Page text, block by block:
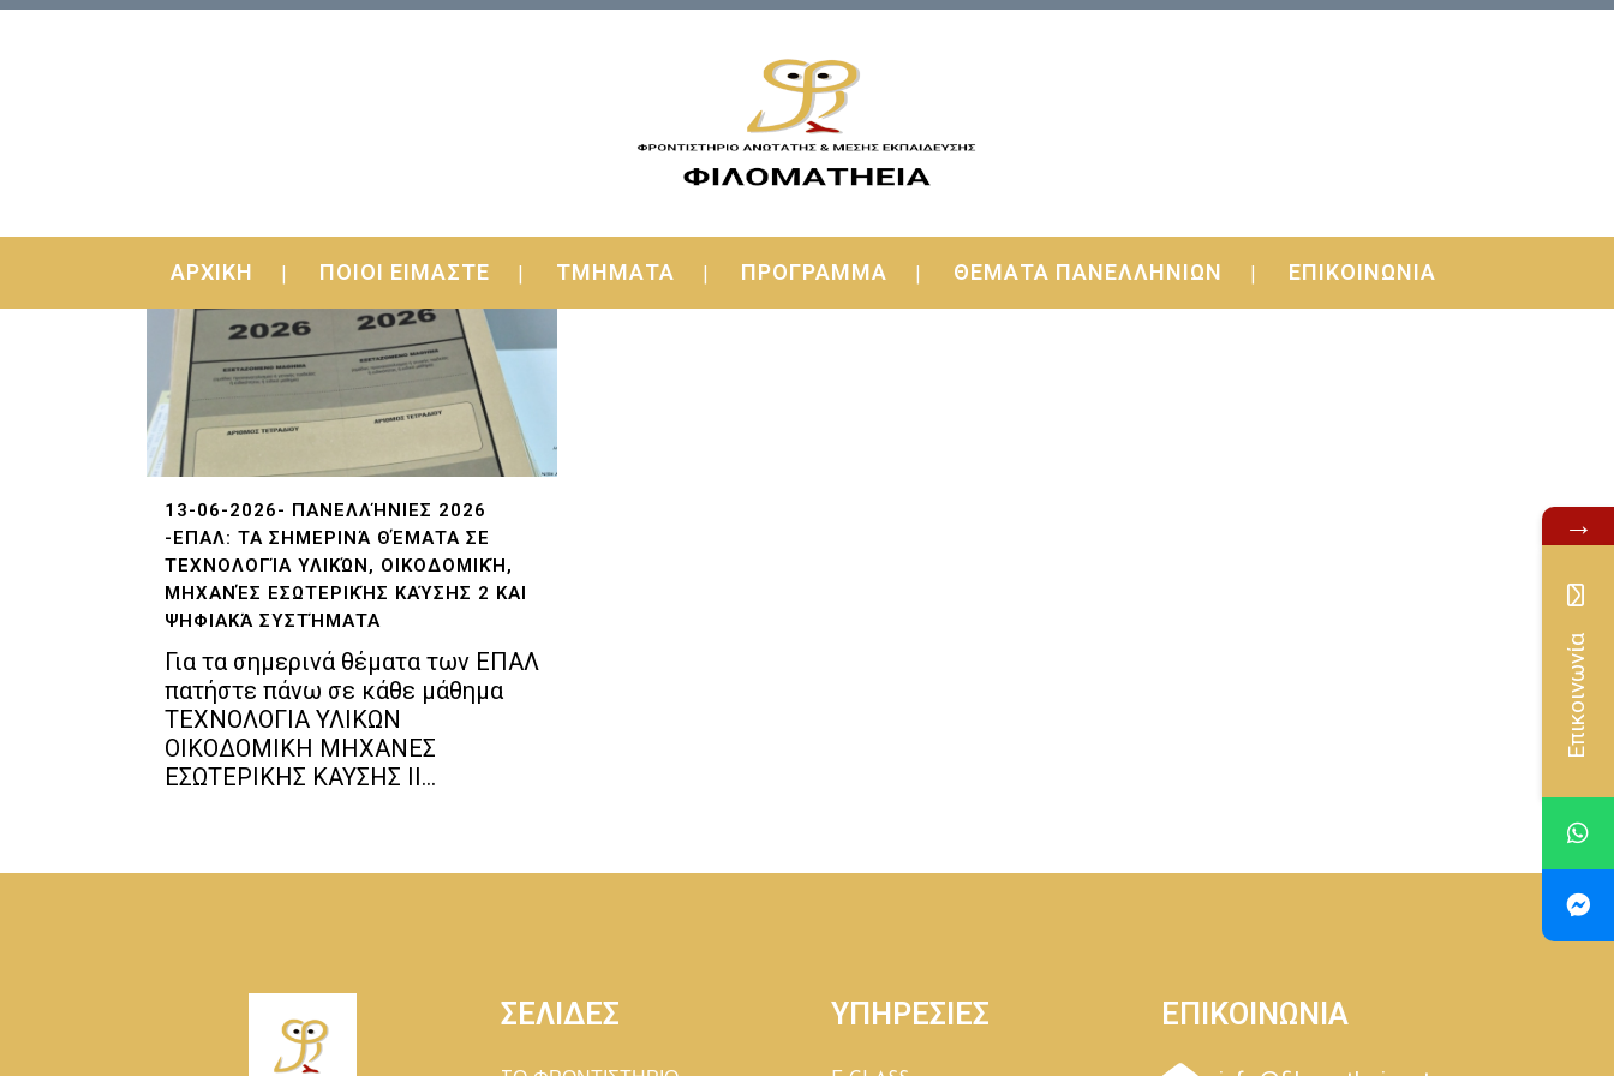
ΑΡΧΙΚΗ ΠΟΙΟΙ ΕΙΜΑΣΤΕ ΤΜΗΜΑΤΑ ΠΡΟΓΡΑΜΜΑ ΘΕΜΑΤΑ ΠΑΝΕΛΛΗΝΙΩΝ ΕΠΙΚΟΙΝΩΝΙΑ
13-06-2026- ΠΑΝΕΛΛΉΝΙΕΣ 2026
-ΕΠΑΛ: ΤΑ ΣΗΜΕΡΙΝΆ ΘΈΜΑΤΑ ΣΕ
ΤΕΧΝΟΛΟΓΊΑ ΥΛΙΚΏΝ, ΟΙΚΟΔΟΜΙΚΉ,
ΜΗΧΑΝΈΣ ΕΣΩΤΕΡΙΚΉΣ ΚΑΎΣΗΣ 2 ΚΑΙ
ΨΗΦΙΑΚΆ ΣΥΣΤΉΜΑΤΑ
Για τα σημερινά θέματα των ΕΠΑΛ
πατήστε πάνω σε κάθε μάθημα
ΤΕΧΝΟΛΟΓΙΑ ΥΛΙΚΩΝ
ΟΙΚΟΔΟΜΙΚΗ ΜΗΧΑΝΕΣ
ΕΣΩΤΕΡΙΚΗΣ ΚΑΥΣΗΣ II...
ΣΕΛΙΔΕΣ ΥΠΗΡΕΣΙΕΣ ΕΠΙΚΟΙΝΩΝΙΑ
→
Επικοινωνία